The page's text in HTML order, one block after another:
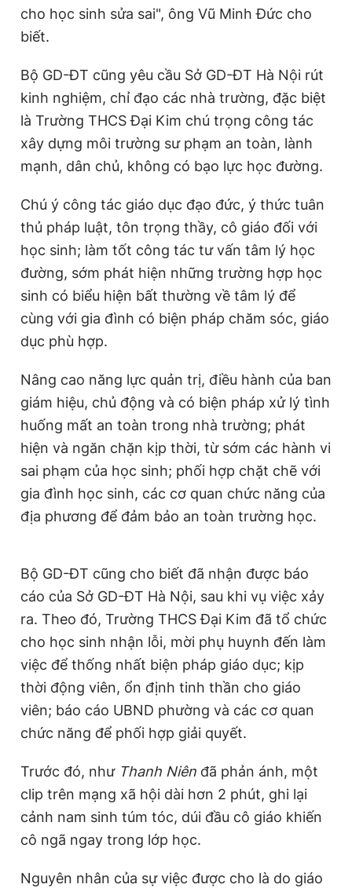
cho học sinh sửa sai", ông Vũ Minh Đức cho
biết.
Bộ GD-ĐT cũng yêu cầu Sở GD-ĐT Hà Nội rút
kinh nghiệm, chỉ đạo các nhà trường, đặc biệt
là Trường THCS Đại Kim chú trọng công tác
xây dựng môi trường sư phạm an toàn, lành
mạnh, dân chủ, không có bạo lực học đường.
Chú ý công tác giáo dục đạo đức, ý thức tuân
thủ pháp luật, tôn trọng thầy, cô giáo đối với
học sinh; làm tốt công tác tư vấn tâm lý học
đường, sớm phát hiện những trường hợp học
sinh có biểu hiện bất thường về tâm lý để
cùng với gia đình có biện pháp chăm sóc, giáo
dục phù hợp.
Nâng cao năng lực quản trị, điều hành của ban
giám hiệu, chủ động và có biện pháp xử lý tình
huống mất an toàn trong nhà trường; phát
hiện và ngăn chặn kịp thời, từ sớm các hành vi
sai phạm của học sinh; phối hợp chặt chẽ với
gia đình học sinh, các cơ quan chức năng của
địa phương để đảm bảo an toàn trường học.
Bộ GD-ĐT cũng cho biết đã nhận được báo
cáo của Sở GD-ĐT Hà Nội, sau khi vụ việc xảy
ra. Theo đó, Trường THCS Đại Kim đã tổ chức
cho học sinh nhận lỗi, mời phụ huynh đến làm
việc để thống nhất biện pháp giáo dục; kịp
thời động viên, ổn định tinh thần cho giáo
viên; báo cáo UBND phường và các cơ quan
chức năng để phối hợp giải quyết.
Trước đó, như Thanh Niên đã phản ánh, một
clip trên mạng xã hội dài hơn 2 phút, ghi lại
cảnh nam sinh túm tóc, dúi đầu cô giáo khiến
cô ngã ngay trong lớp học.
Nguyên nhân của sự việc được cho là do giáo